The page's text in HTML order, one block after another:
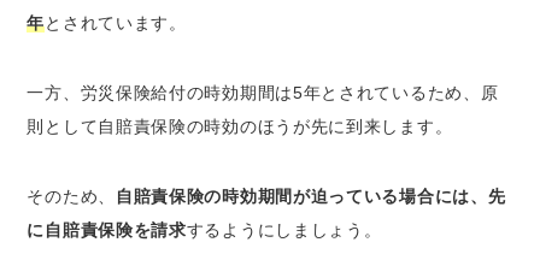
年とされています。
一方、労災保険給付の時効期間は5年とされているため、原
則として自賠責保険の時効のほうが先に到来します。
そのため、
自賠責保険の時効期間が迫っている場合には、先
に自賠責保険を請求するようにしましょう。